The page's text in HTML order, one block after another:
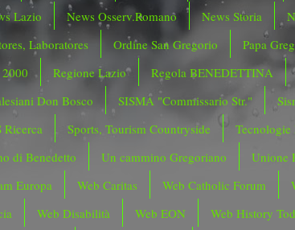
Lazio News Osserv.Romano News Storia
Laboratores Ordine San Gregorio
Papa
Regione Lazio
Regola BENEDETTINA
Don Bosco SISMA "Commissario Str."
Ricerca Sports, Tourism Countryside
Tecnologie
di Benedetto Un cammino Gregoriano
Unione
Europa Web Caritas Web Catholic Forum
Web Disabilità Web EON
Web History